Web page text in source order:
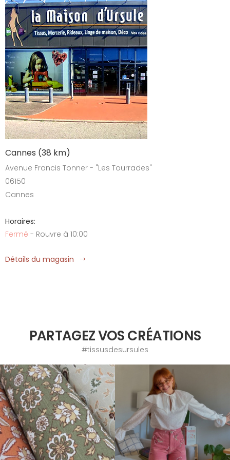
Cannes (38 km)
Avenue Francis Tonner - "Les Tourrades"
06150
Cannes
Horaires:
Fermé - Rouvre à 10:00
Détails du magasin
PARTAGEZ VOS CRÉATIONS
#tissusdesursules